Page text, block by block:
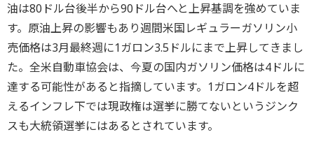
油は80ドル台後半から90ドル台へと上昇基調を強めていま
す。原油上昇の影響もあり週間米国レギュラーガソリン小
売価格は3月最終週に1ガロン3.5ドルにまで上昇してきまし
た。全米自動車協会は、今夏の国内ガソリン価格は4ドルに
達する可能性があると指摘しています。1ガロン4ドルを超
えるインフレ下では現政権は選挙に勝てないというジンク
スも大統領選挙にはあるとされています。